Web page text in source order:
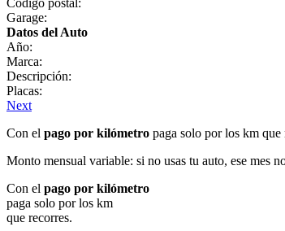
Garage:
Datos del Auto
Año:
Marca:
Descripción:
Placas:
Next
Con el pago por kilómetro paga solo por los km que
Monto mensual variable: si no usas tu auto, ese mes
Con el pago por kilómetro
paga solo por los km
que recorres.